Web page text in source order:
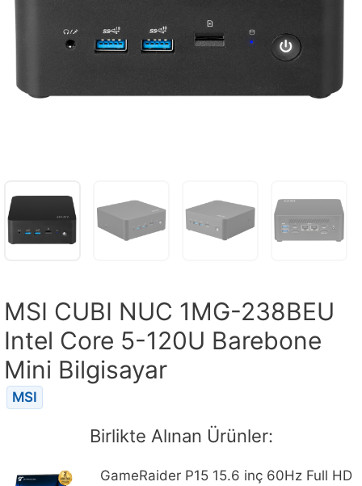
MSI CUBI NUC 1MG-238BEU
Intel Core 5-120U Barebone
Mini Bilgisayar
MSI
Birlikte Alınan Ürünler:
GameRaider P15 15.6 inç 60Hz Full HD